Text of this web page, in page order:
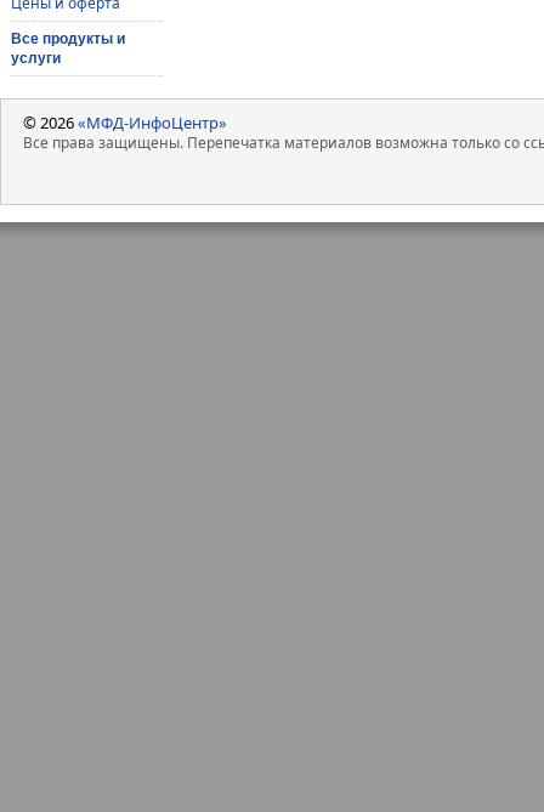
Все продукты и
услуги
© 2026«МФД-ИнфоЦентр»
Все права защищены. Перепечатка материалов возможна только со